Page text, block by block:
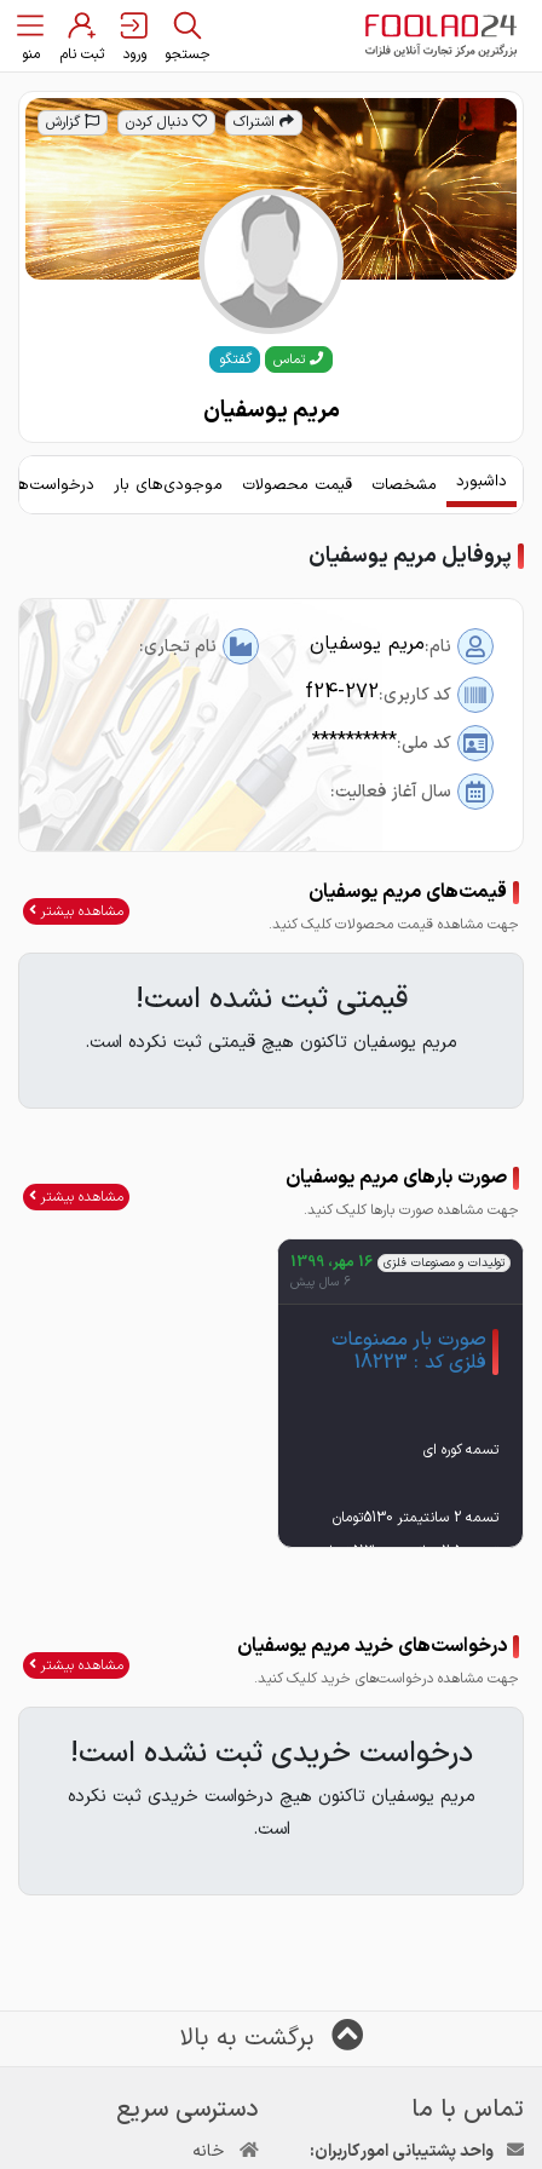
جستجو ورود ثبت نام منو
اشتراک دنبال کردن گزارش
تماس گفتگو
مریم یوسفیان
داشبورد مشخصات قیمت محصولات موجودی‌های بار
پروفایل مریم یوسفیان
نام:مریم یوسفیان
نام تجاری:
کد کاربری:f24-272
کد ملی:**********
سال آغاز فعالیت:
قیمت‌های مریم یوسفیان
جهت مشاهده قیمت محصولات کلیک کنید.
مشاهده بیشتر
قیمتی ثبت نشده است!
مریم یوسفیان تاکنون هیچ قیمتی ثبت نکرده است.
صورت بارهای مریم یوسفیان
جهت مشاهده صورت بارها کلیک کنید.
مشاهده بیشتر
تولیدات و مصنوعات فلزی 16 مهر، 1399
6 سال پیش
صورت بار مصنوعات
فلزی کد : 18223
تسمه 5 سانتیمتر 5130تومان
درخواست‌های خرید مریم یوسفیان
جهت مشاهده درخواست‌های خرید کلیک کنید.
مشاهده بیشتر
درخواست خریدی ثبت نشده است!
مریم یوسفیان تاکنون هیچ درخواست خریدی ثبت نکرده
است.
برگشت به بالا
تماس با ما
واحد پشتیبانی امور کاربران:
دسترسی سریع
خانه